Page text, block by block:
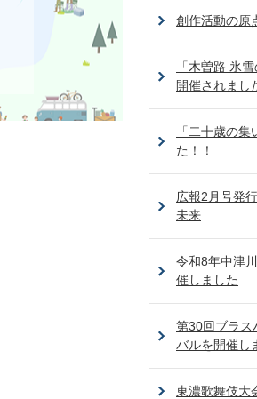
創作活動の原
「木曽路 氷
開催されまし
「二十歳の
た！！
広報2月号発
未来
令和8年中津
催しました
第30回ブラス
バルを開催し
東濃歌舞伎大